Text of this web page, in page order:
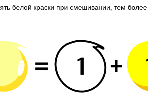
белой краски при смешивании, тем более